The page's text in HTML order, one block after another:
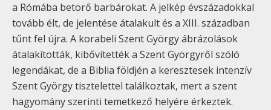
a Rómába betörő barbárokat. A jelkép évszázadokkal
tovább élt, de jelentése átalakult és a XIII. században
tűnt fel újra. A korabeli Szent György ábrázolások
átalakították, kibővítették a Szent Györgyről szóló
legendákat, de a Biblia földjén a keresztesek intenzív
Szent György tisztelettel találkoztak, mert a szent
hagyomány szerinti temetkező helyére érkeztek.